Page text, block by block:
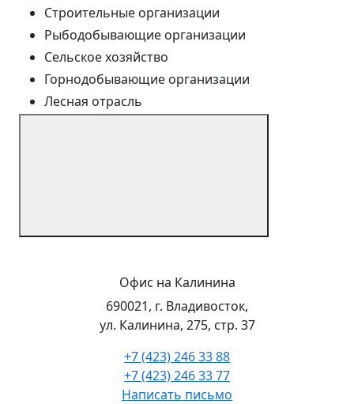
Строительные организации
Рыбодобывающие организации
Сельское хозяйство
Горнодобывающие организации
Лесная отрасль
Офис на Калинина
690021, г. Владивосток,
ул. Калинина, 275, стр. 37
+7 (423) 246 33 88
+7 (423) 246 33 77
Написать письмо